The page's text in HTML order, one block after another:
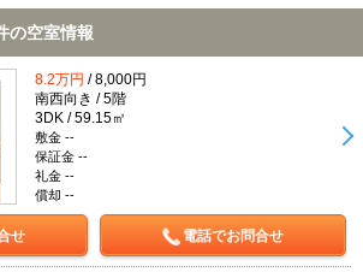
不動産会社から
TOP
の空室情報
8.2万円 / 8,000円
南西向き / 5階
3DK / 59.15㎡
敷金 --
保証金 --
礼金 --
償却 --
せ 電話でお問合せ